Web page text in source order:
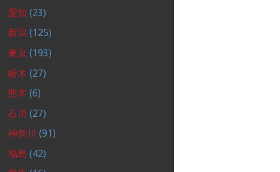
愛知 (23)
新潟 (125)
東京 (193)
栃木 (27)
熊本 (6)
石川 (27)
神奈川 (91)
福島 (42)